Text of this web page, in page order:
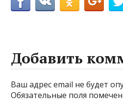
Добавить
Ваш адрес email не будет
Обязательные поля